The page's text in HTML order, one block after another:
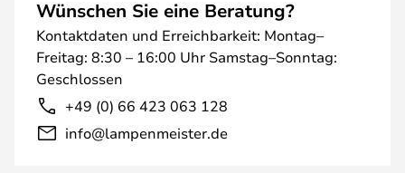
Wünschen Sie eine Beratung?
Kontaktdaten und Erreichbarkeit: Montag–
Freitag: 8:30 – 16:00 Uhr Samstag–Sonntag:
Geschlossen
+49 (0) 66 423 063 128
info@lampenmeister.de